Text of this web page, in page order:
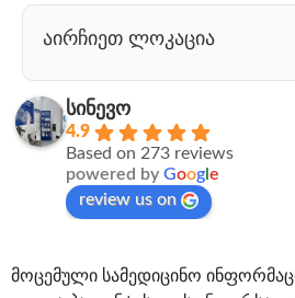
აირჩიეთ ლოკაცია
სინევო
4.9
Based on 273 reviews
powered by Goog e
review us on
მოცემული სამედიცინო